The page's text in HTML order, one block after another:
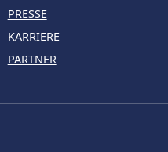
PRESSE
KARRIERE
PARTNER